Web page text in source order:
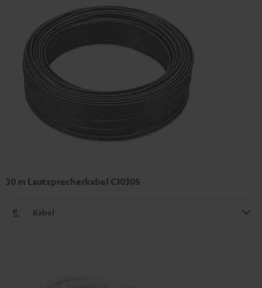
30 m Lautsprecherkabel C1030S
Kabel